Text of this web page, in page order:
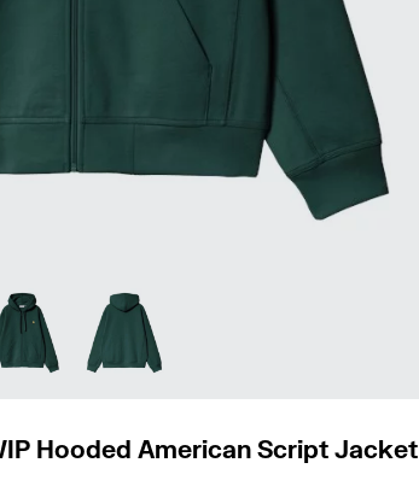
Hooded American Script Jacket